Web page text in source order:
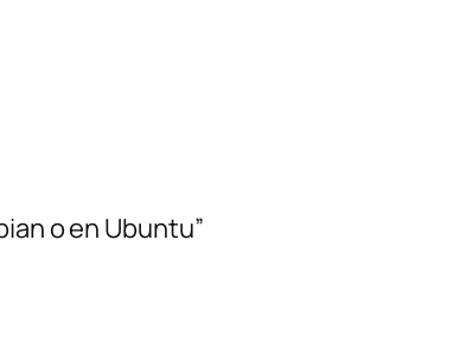
o en Ubuntu”